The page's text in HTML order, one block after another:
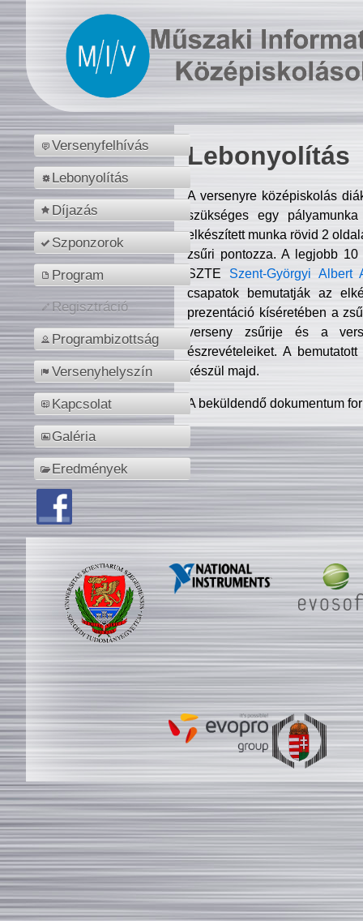
Versenyfelhívás
Lebonyolítás
Díjazás
Szponzorok
Program
Regisztráció
Programbizottság
Versenyhelyszín
Kapcsolat
Galéria
Eredmények
Lebonyolítás
A versenyre középiskolás
szükséges egy
elkészített munka rövid 2
zsűri pontozza. A legjobb
SZTE Szent-Györgyi Albert
csapatok bemutatják az
prezentáció kíséretében a
verseny zsűrije és a
észrevételeiket. A
készül majd.
A beküldendő dokumentum